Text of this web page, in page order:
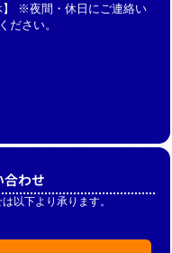
※夜間・休日にご連絡い
ださい。
合わせ
以下より承ります。